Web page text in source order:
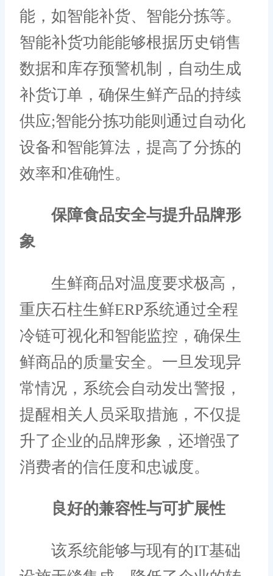
能，如智能补货、智能分拣等。
智能补货功能能够根据历史销售
数据和库存预警机制，自动生成
补货订单，确保生鲜产品的持续
供应;智能分拣功能则通过自动化
设备和智能算法，提高了分拣的
效率和准确性。
保障食品安全与提升品牌形
象
生鲜商品对温度要求极高，
重庆石柱生鲜ERP系统通过全程
冷链可视化和智能监控，确保生
鲜商品的质量安全。一旦发现异
常情况，系统会自动发出警报，
提醒相关人员采取措施，不仅提
升了企业的品牌形象，还增强了
消费者的信任度和忠诚度。
良好的兼容性与可扩展性
该系统能够与现有的IT基础